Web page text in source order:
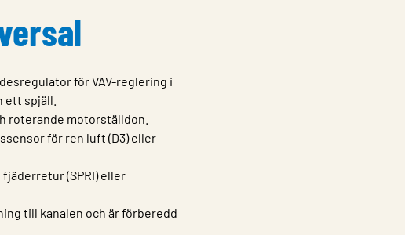
för VAV-reglering i
ett spjäll.
roterande motorställdon.
för ren luft (D3) eller
(SPRI) eller
till kanalen och är förberedd